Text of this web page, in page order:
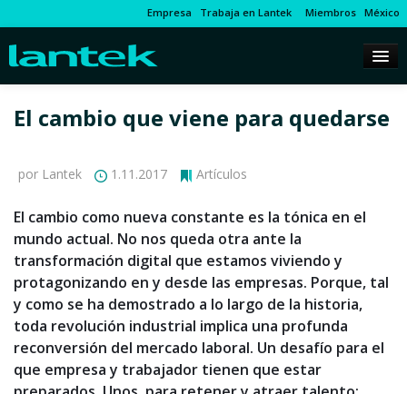
Empresa Trabaja en Lantek Miembros México
El cambio que viene para quedarse
por Lantek 1.11.2017 Artículos
El cambio como nueva constante es la tónica en el
mundo actual. No nos queda otra ante la
transformación digital que estamos viviendo y
protagonizando en y desde las empresas. Porque, tal
y como se ha demostrado a lo largo de la historia,
toda revolución industrial implica una profunda
reconversión del mercado laboral. Un desafío para el
que empresa y trabajador tienen que estar